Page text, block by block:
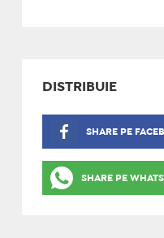
DISTRIBUIE
SHARE PE
SHARE PE